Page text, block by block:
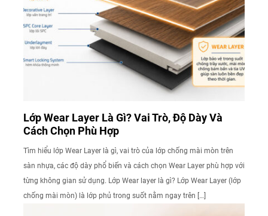
Lớp Wear Layer Là Gì? Vai Trò, Độ Dày Và
Cách Chọn Phù Hợp
Tìm hiểu lớp Wear Layer là gì, vai trò của lớp chống mài mòn trên
sàn nhựa, các độ dày phổ biến và cách chọn Wear Layer phù hợp với
từng không gian sử dụng. Lớp Wear layer là gì? Lớp Wear Layer (lớp
chống mài mòn) là lớp phủ trong suốt nằm ngay trên […]